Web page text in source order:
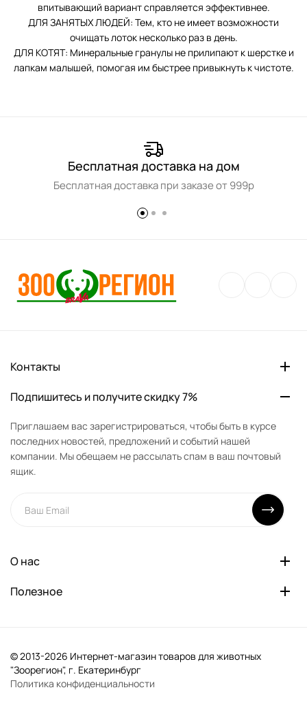
впитывающий вариант справляется эффективнее.
ДЛЯ ЗАНЯТЫХ ЛЮДЕЙ: Тем, кто не имеет возможности
очищать лоток несколько раз в день.
ДЛЯ КОТЯТ: Минеральные гранулы не прилипают к шерстке и
лапкам малышей, помогая им быстрее привыкнуть к чистоте.
Бесплатная доставка на дом
Бесплатная доставка при заказе от 999р
Контакты
Подпишитесь и получите скидку 7%
Приглашаем вас зарегистрироваться, чтобы быть в курсе
последних новостей, предложений и событий нашей
компании. Мы обещаем не рассылать спам в ваш почтовый
ящик.
О нас
Полезное
© 2013-2026 Интернет-магазин товаров для животных
"Зоорегион", г. Екатеринбург
Политика конфиденциальности